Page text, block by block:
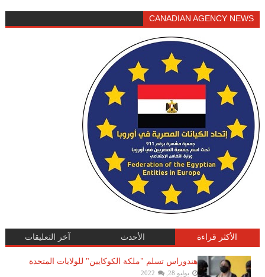
CANADIAN AGENCY NEWS
الأكثر قراءة الأحدث آخر التعليقات
هندوراس تسلم "ملكة الكوكايين" للولايات المتحدة
يوليو 28, 2022